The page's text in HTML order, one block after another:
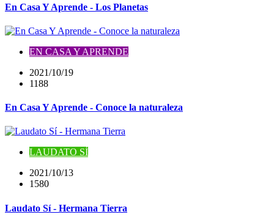
En Casa Y Aprende - Los Planetas
EN CASA Y APRENDE
2021/10/19
1188
En Casa Y Aprende - Conoce la naturaleza
LAUDATO SÍ
2021/10/13
1580
Laudato Sí - Hermana Tierra